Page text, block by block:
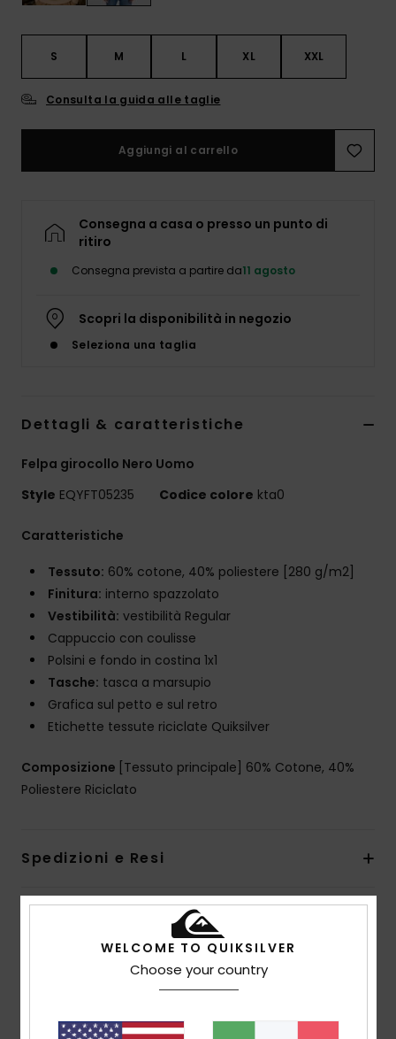
S M L XL XXL
Consulta la guida alle taglie
Aggiungi al carrello
Consegna a casa o presso un punto di
ritiro
Consegna prevista a partire da11 agosto
Scopri la disponibilità in negozio
Seleziona una taglia
Dettagli & caratteristiche
Felpa girocollo Nero Uomo
Style EQYFT05235 Codice colore kta0
Caratteristiche
Tessuto: 60% cotone, 40% poliestere [280 g/m2]
Finitura: interno spazzolato
Vestibilità: vestibilità Regular
Cappuccio con coulisse
Polsini e fondo in costina 1x1
Tasche: tasca a marsupio
Grafica sul petto e sul retro
Etichette tessute riciclate Quiksilver
Composizione [Tessuto principale] 60% Cotone, 40%
Poliestere Riciclato
Spedizioni e Resi
Recensioni dei clienti
Punteggio medio
WELCOME TO QUIKSILVER
Choose your country